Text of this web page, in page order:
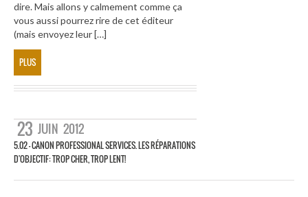
dire. Mais allons y calmement comme ça
vous aussi pourrez rire de cet éditeur
(mais envoyez leur […]
PLUS
23 JUIN 2012
5.02 – CANON PROFESSIONAL SERVICES. LES RÉPARATIONS
D'OBJECTIF: TROP CHER, TROP LENT!